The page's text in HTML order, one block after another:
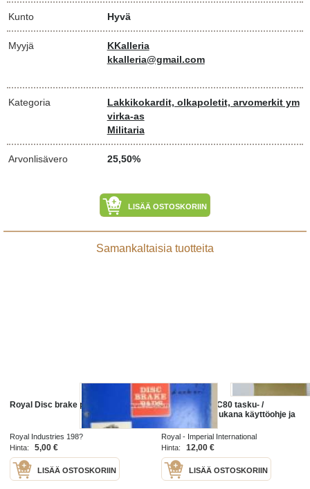
Kunto Hyvä
Myyjä
KKalleria
kkalleria@gmail.com
Kategoria
Lakkikokardit, olkapoletit, arvomerkit ym
virka-as
Militaria
Arvonlisävero 25,50%
LISÄÄ OSTOSKORIIN
Samankaltaisia tuotteita
Royal Disc brake pads -luettelo
Royal Industries 198?
Hinta:
5,00 €
LISÄÄ OSTOSKORIIN
Royal Litton RC80 tasku- /
pöytälaskin, mukana käyttöohje ja
Royal - Imperial International
Hinta:
12,00 €
LISÄÄ OSTOSKORIIN